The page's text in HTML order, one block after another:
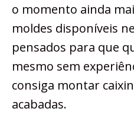
o momento ainda
moldes disponíveis
pensados para que
mesmo sem
consiga montar
acabadas.